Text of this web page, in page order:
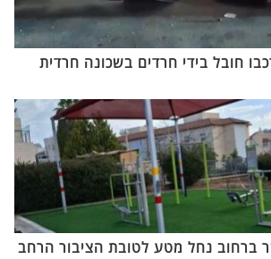
חובל בידי חרדים בשכונה חרדית
ברחוב נחל מטע לטובת הציבור הרחב